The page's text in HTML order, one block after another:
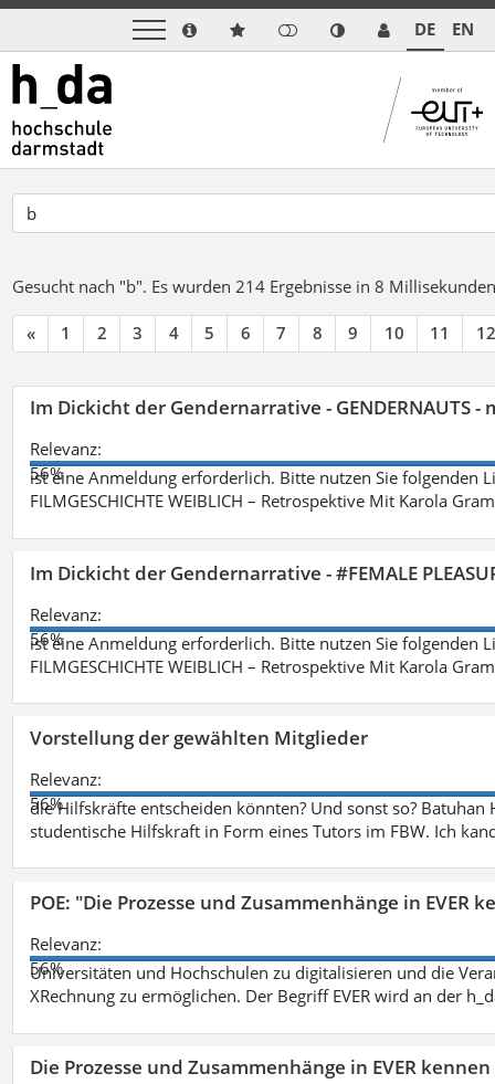
DE EN
Gesucht nach "b". Es wurden 214 Ergebnisse in 8
« 1 2 3 4 5 6 7 8 9 10 11 12
Im Dickicht der Gendernarrative - GENDERNAUTS
Relevanz:
56%
ist eine Anmeldung erforderlich. Bitte nutzen Sie folgenden
FILMGESCHICHTE WEIBLICH – Retrospektive Mit Karola
Im Dickicht der Gendernarrative - #FEMALE
Relevanz:
56%
ist eine Anmeldung erforderlich. Bitte nutzen Sie folgenden
FILMGESCHICHTE WEIBLICH – Retrospektive Mit Karola
Vorstellung der gewählten Mitglieder
Relevanz:
56%
die Hilfskräfte entscheiden könnten? Und sonst so?
studentische Hilfskraft in Form eines Tutors im FBW. Ich
POE: "Die Prozesse und Zusammenhänge in EVER
Relevanz:
56%
Universitäten und Hochschulen zu digitalisieren und die
XRechnung zu ermöglichen. Der Begriff EVER wird an der
Die Prozesse und Zusammenhänge in EVER